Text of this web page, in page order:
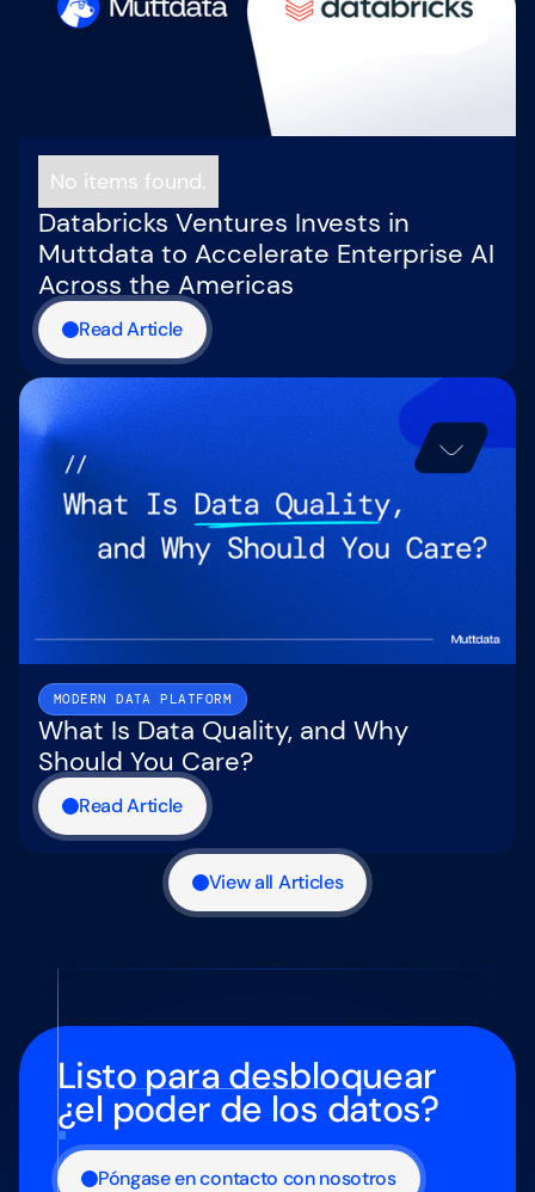
No items found.
Databricks Ventures Invests in
Muttdata to Accelerate Enterprise AI
Across the Americas
Read Article
MODERN DATA PLATFORM
What Is Data Quality, and Why
Should You Care?
Read Article
View all Articles
Listo para desbloquear
¿el poder de los datos?
Póngase en contacto con nosotros